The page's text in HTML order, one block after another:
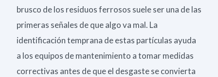
brusco de los residuos ferrosos suele ser una de las
primeras señales de que algo va mal. La
identificación temprana de estas partículas ayuda
a los equipos de mantenimiento a tomar medidas
correctivas antes de que el desgaste se convierta